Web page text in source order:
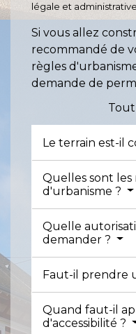
légale et
Si vous allez
recommandé de
règles
demande de
Le terrain est-il
Quelles sont les
d'urbanisme ?
Quelle
demander ?
Faut-il prendre
Quand faut-il
d'accessibilité ?